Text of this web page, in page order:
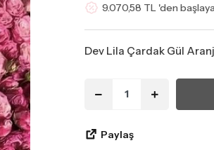
9.070,58 TL 'den
Dev Lila Çardak Gül
Paylaş